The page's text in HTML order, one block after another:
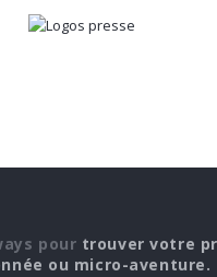
pour trouver votre
ou micro-aventure.